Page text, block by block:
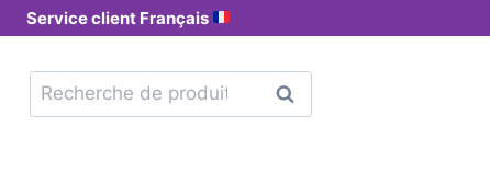
Service client Français
Recherche